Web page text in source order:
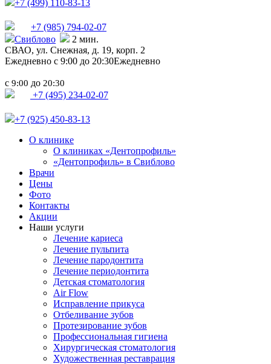
+7 (499) 110-83-13
+7 (985) 794-02-07
Свиблово
2 мин.
СВАО, ул. Снежная, д. 19, корп. 2
Ежедневно с 9:00 до 20:30Ежедневно
с 9:00 до 20:30
+7 (495) 234-02-07
+7 (925) 450-83-13
О клинике
О клиниках «Дентопрофиль»
«Дентопрофиль» в Свиблово
Врачи
Цены
Фото
Контакты
Акции
Наши услуги
Лечение кариеса
Лечение пульпита
Лечение пародонтита
Лечение периодонтита
Детская стоматология
Air Flow
Исправление прикуса
Отбеливание зубов
Протезирование зубов
Профессиональная гигиена
Хирургическая стоматология
Художественная реставрация